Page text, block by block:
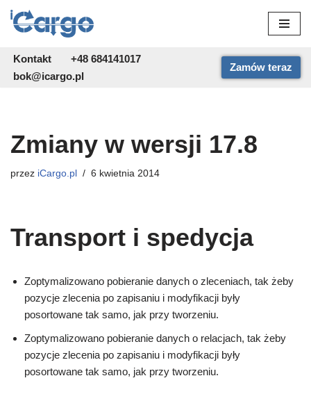
do
treści
Kontakt
+48 684141017
bok@icargo.pl
Zamów teraz
Zmiany w wersji 17.8
przez iCargo.pl 6 kwietnia 2014
Transport i spedycja
Zoptymalizowano pobieranie danych o zleceniach, tak żeby
pozycje zlecenia po zapisaniu i modyfikacji były
posortowane tak samo, jak przy tworzeniu.
Zoptymalizowano pobieranie danych o relacjach, tak żeby
pozycje zlecenia po zapisaniu i modyfikacji były
posortowane tak samo, jak przy tworzeniu.